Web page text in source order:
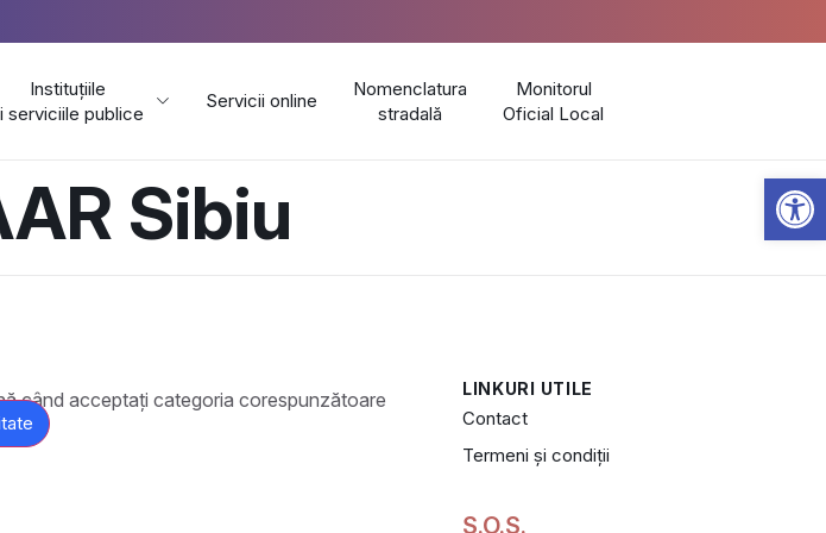
Instituțiile
serviciile publice
Servicii online
Nomenclatura
stradală
Monitorul
Oficial Local
Sibiu
LINKURI UTILE
Contact
Termeni și condiții
S.O.S.